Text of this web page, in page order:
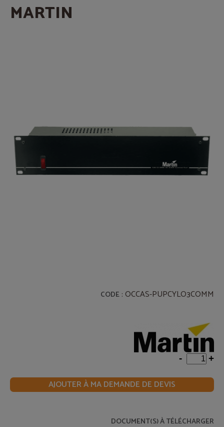
MARTIN
CODE : OCCAS-PUPCYLO3COMM
- +
AJOUTER À MA DEMANDE DE DEVIS
DOCUMENT(S) À TÉLÉCHARGER